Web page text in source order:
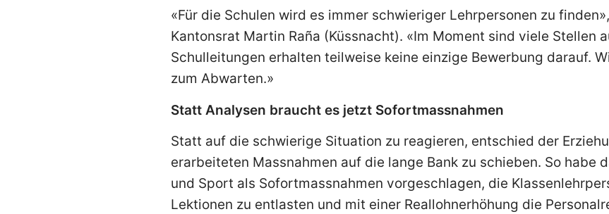
«Für die Schulen wird es immer schwieriger Lehrpersonen zu
Kantonsrat Martin Raña (Küssnacht). «Im Moment sind viele Stellen
Schulleitungen erhalten teilweise keine einzige Bewerbung darauf.
zum Abwarten.»
Statt Analysen braucht es jetzt Sofortmassnahmen
Statt auf die schwierige Situation zu reagieren, entschied der
erarbeiteten Massnahmen auf die lange Bank zu schieben. So habe
und Sport als Sofortmassnahmen vorgeschlagen, die
Lektionen zu entlasten und mit einer Reallohnerhöhung die